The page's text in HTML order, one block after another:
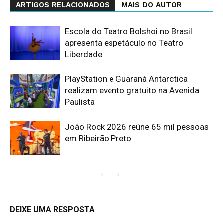
ARTIGOS RELACIONADOS MAIS DO AUTOR
Escola do Teatro Bolshoi no Brasil
apresenta espetáculo no Teatro
Liberdade
PlayStation e Guaraná Antarctica
realizam evento gratuito na Avenida
Paulista
João Rock 2026 reúne 65 mil pessoas
em Ribeirão Preto
DEIXE UMA RESPOSTA